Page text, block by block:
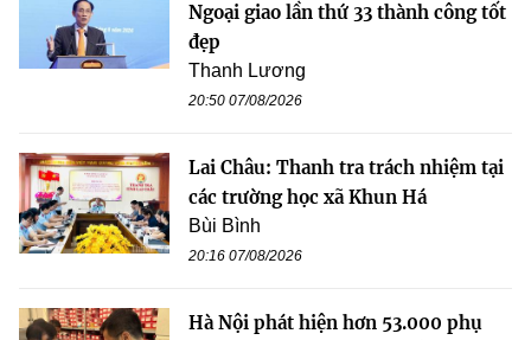
Ngoại giao lần thứ 33 thành công tốt
đẹp
Thanh Lương
20:50 07/08/2026
Lai Châu: Thanh tra trách nhiệm tại
các trường học xã Khun Há
Bùi Bình
20:16 07/08/2026
Hà Nội phát hiện hơn 53.000 phụ